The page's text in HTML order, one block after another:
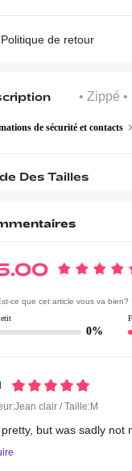
Politique de retour
• Zippé
de sécurité et contacts
Des Tailles
ce que cet article vous va bien?
0%
clair / Taille:M
pretty, butwassadly not